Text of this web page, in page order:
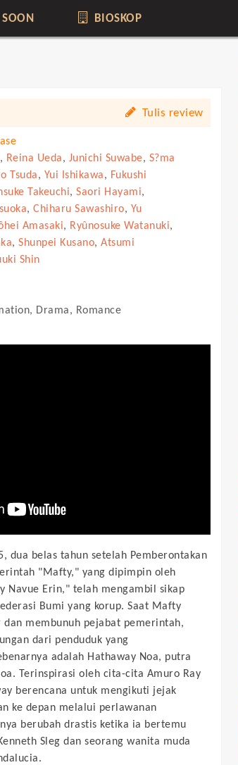
BIOSKOP
Tulis review
, Reina Ueda, Junichi Suwabe, S?ma
Tsuda, Yui Ishikawa, Fukushi
Takeuchi, Saori Hayami,
, Chiharu Sawashiro, Yu
Amasaki, Ryûnosuke Watanuki,
, Shunpei Kusano, Atsumi
Shin
Drama, Romance
dua belas tahun setelah Pemberontakan
"Mafty," yang dipimpin oleh
Navue Erin," telah mengambil sikap
Bumi yang korup. Saat Mafty
membunuh pejabat pemerintah,
dari penduduk yang
adalah Hathaway Noa, putra
Terinspirasi oleh cita-cita Amuro Ray
berencana untuk mengikuti jejak
ke depan melalui perlawanan
berubah drastis ketika ia bertemu
Sleg dan seorang wanita muda